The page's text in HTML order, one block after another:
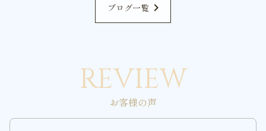
ブログ一覧 chevron_right
REVIEW
お客様の声